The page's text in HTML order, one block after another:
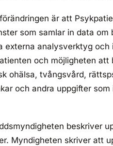
är att
som samlar in data om
externa analysverktyg
och möjligheten
ohälsa, tvångsvård,
och andra uppgifter
beskriver
Myndigheten skriver att